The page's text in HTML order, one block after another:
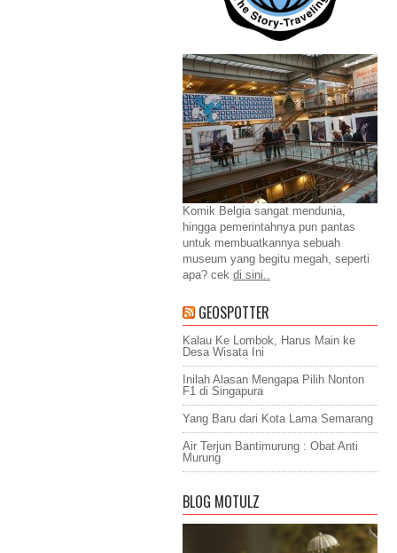
Komik Belgia sangat mendunia,
hingga pemerintahnya pun pantas
untuk membuatkannya sebuah
museum yang begitu megah, seperti
apa? cek di sini..
GEOSPOTTER
Kalau Ke Lombok, Harus Main ke
Desa Wisata Ini
Inilah Alasan Mengapa Pilih Nonton
F1 di Singapura
Yang Baru dari Kota Lama Semarang
Air Terjun Bantimurung : Obat Anti
Murung
BLOG MOTULZ